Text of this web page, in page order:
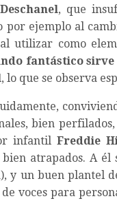
, que
ejemplo al
utilizar como
fantástico
, lo que se observa
bien
infantil Freddie
atrapados. A él
), y un buen plantel
voces para